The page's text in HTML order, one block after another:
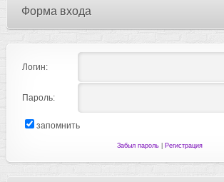
Форма входа
Логин:
Пароль:
запомнить
Забыл пароль| Регистрация